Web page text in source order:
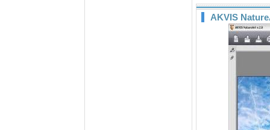
AKVIS